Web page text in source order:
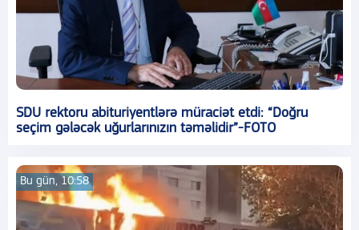
SDU rektoru abituriyentlərə müraciət etdi: “Doğru
seçim gələcək uğurlarınızın təməlidir”-FOTO
Bu gün, 10:58